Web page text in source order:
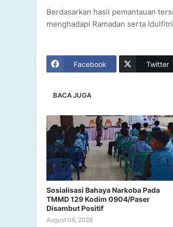
Berdasarkan hasil pemantauan
menghadapi Ramadan serta
Facebook Twitter
BACA JUGA
Sosialisasi Bahaya Narkoba Pada
TMMD 129 Kodim 0904/Paser
Disambut Positif
August 06, 2026